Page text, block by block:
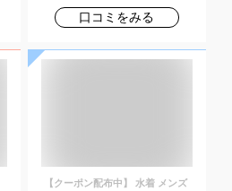
学生 作品 提出口コミをみる
【クーポン配布中】 水着 メンズ